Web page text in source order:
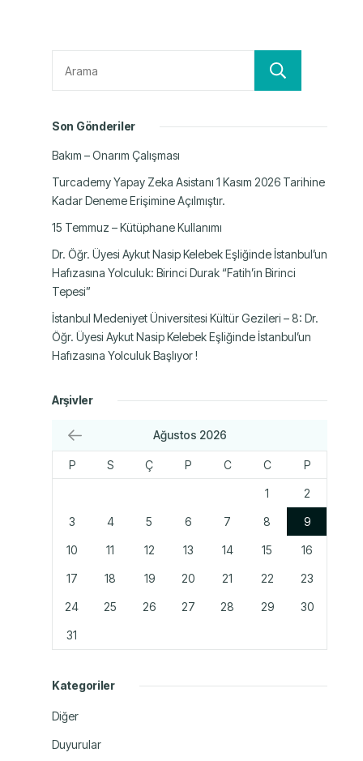
Son Gönderiler
Bakım – Onarım Çalışması
Turcademy Yapay Zeka Asistanı 1 Kasım 2026 Tarihine
Kadar Deneme Erişimine Açılmıştır.
15 Temmuz – Kütüphane Kullanımı
Dr. Öğr. Üyesi Aykut Nasip Kelebek Eşliğinde İstanbul’un
Hafızasına Yolculuk: Birinci Durak “Fatih’in Birinci
Tepesi”
İstanbul Medeniyet Üniversitesi Kültür Gezileri – 8: Dr.
Öğr. Üyesi Aykut Nasip Kelebek Eşliğinde İstanbul’un
Hafızasına Yolculuk Başlıyor !
Arşivler
Ağustos 2026
P S Ç P C C P
1 2
3 4 5 6 7 8 9
10 11 12 13 14 15 16
17 18 19 20 21 22 23
24 25 26 27 28 29 30
31
Kategoriler
Diğer
Duyurular